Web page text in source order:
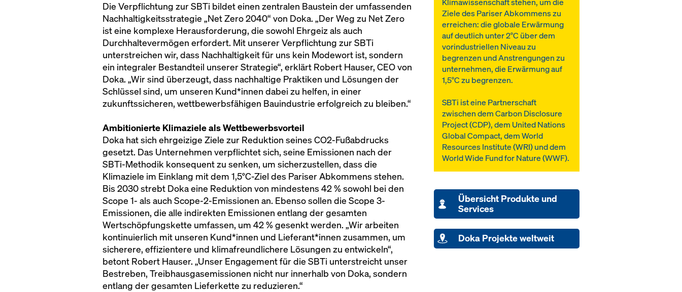
Die Verpflichtung zur SBTi bildet einen zentralen Baustein der umfassenden
Nachhaltigkeitsstrategie „Net Zero 2040“ von Doka. „Der Weg zu Net Zero
ist eine komplexe Herausforderung, die sowohl Ehrgeiz als auch
Durchhaltevermögen erfordert. Mit unserer Verpflichtung zur SBTi
unterstreichen wir, dass Nachhaltigkeit für uns kein Modewort ist, sondern
ein integraler Bestandteil unserer Strategie“, erklärt Robert Hauser, CEO von
Doka. „Wir sind überzeugt, dass nachhaltige Praktiken und Lösungen der
Schlüssel sind, um unseren Kund*innen dabei zu helfen, in einer
zukunftssicheren, wettbewerbsfähigen Bauindustrie erfolgreich zu bleiben.“
Ambitionierte Klimaziele als Wettbewerbsvorteil
Doka hat sich ehrgeizige Ziele zur Reduktion seines CO2-Fußabdrucks
gesetzt. Das Unternehmen verpflichtet sich, seine Emissionen nach der
SBTi-Methodik konsequent zu senken, um sicherzustellen, dass die
Klimaziele im Einklang mit dem 1,5°C-Ziel des Pariser Abkommens stehen.
Bis 2030 strebt Doka eine Reduktion von mindestens 42 % sowohl bei den
Scope 1- als auch Scope-2-Emissionen an. Ebenso sollen die Scope 3-
Emissionen, die alle indirekten Emissionen entlang der gesamten
Wertschöpfungskette umfassen, um 42 % gesenkt werden. „Wir arbeiten
kontinuierlich mit unseren Kund*innen und Lieferant*innen zusammen, um
sicherere, effizientere und klimafreundlichere Lösungen zu entwickeln“,
betont Robert Hauser. „Unser Engagement für die SBTi unterstreicht unser
Bestreben, Treibhausgasemissionen nicht nur innerhalb von Doka, sondern
entlang der gesamten Lieferkette zu reduzieren.“
Ziele des Pariser Abkommens zu
erreichen: die globale Erwärmung
auf deutlich unter 2°C über dem
vorindustriellen Niveau zu
begrenzen und Anstrengungen zu
unternehmen, die Erwärmung auf
1,5°C zu begrenzen.
SBTi ist eine Partnerschaft
zwischen dem Carbon Disclosure
Project (CDP), dem United Nations
Global Compact, dem World
Resources Institute (WRI) und dem
World Wide Fund for Nature (WWF).
Übersicht Produkte und
Services
Doka Projekte weltweit